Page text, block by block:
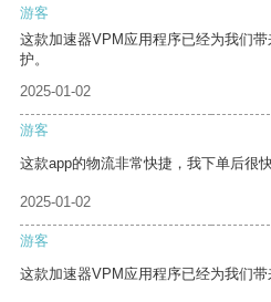
游客
这款加速器VPM应用程序已经为我们
护。
2025-01-02
游客
这款app的物流非常快捷，我下单后很
2025-01-02
游客
这款加速器VPM应用程序已经为我们带